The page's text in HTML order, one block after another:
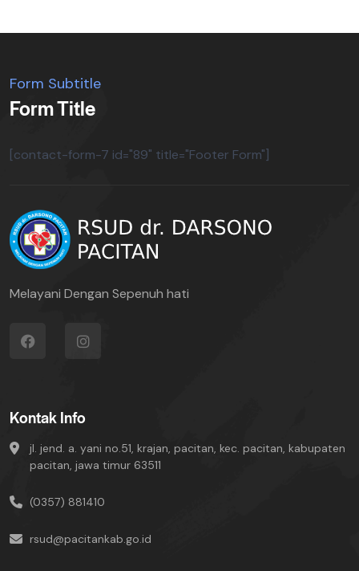
Form Subtitle
Form Title
[contact-form-7 id="89" title="Footer Form"]
Melayani Dengan Sepenuh hati
Kontak Info
jl. jend. a. yani no.51, krajan, pacitan, kec. pacitan, kabupaten
pacitan, jawa timur 63511
(0357) 881410
rsud@pacitankab.go.id